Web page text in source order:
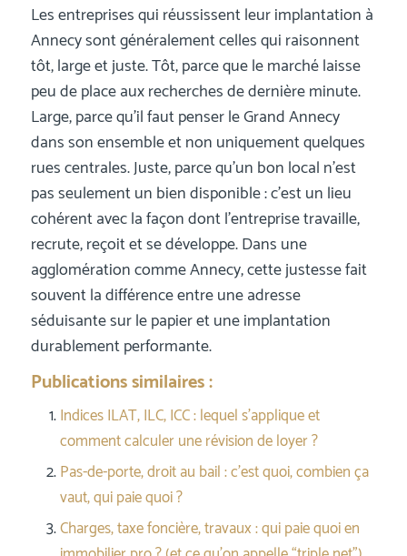
Les entreprises qui réussissent leur implantation à
Annecy sont généralement celles qui raisonnent
tôt, large et juste. Tôt, parce que le marché laisse
peu de place aux recherches de dernière minute.
Large, parce qu’il faut penser le Grand Annecy
dans son ensemble et non uniquement quelques
rues centrales. Juste, parce qu’un bon local n’est
pas seulement un bien disponible : c’est un lieu
cohérent avec la façon dont l’entreprise travaille,
recrute, reçoit et se développe. Dans une
agglomération comme Annecy, cette justesse fait
souvent la différence entre une adresse
séduisante sur le papier et une implantation
durablement performante.
Publications similaires :
Indices ILAT, ILC, ICC : lequel s’applique et
comment calculer une révision de loyer ?
Pas-de-porte, droit au bail : c’est quoi, combien ça
vaut, qui paie quoi ?
Charges, taxe foncière, travaux : qui paie quoi en